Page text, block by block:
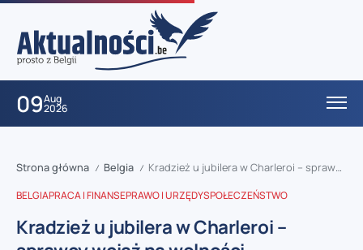
09Aug
2026
Strona główna / Belgia / Kradzież u jubilera w Charleroi – sprawcy wciąż na wolności
BELGIAPRACA I FINANSEPRAWO I URZĘDYSPOŁECZEŃSTWO
Kradzież u jubilera w Charleroi –